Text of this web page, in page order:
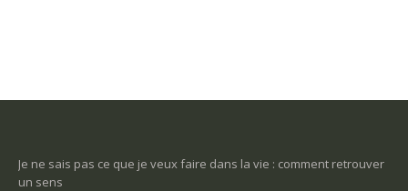
Je ne sais pas ce que je veux faire dans la vie : comment retrouver
un sens